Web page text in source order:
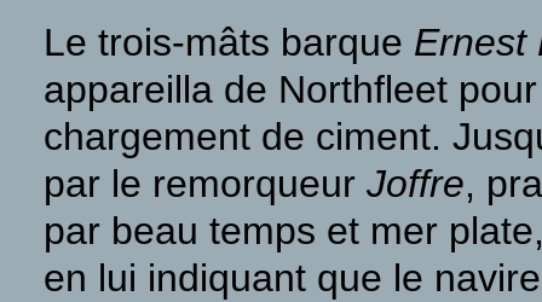
Le trois-mâts barque Ernest
appareilla de Northfleet
chargement de ciment.
par le remorqueur Joffre,
par beau temps et mer
en lui indiquant que le